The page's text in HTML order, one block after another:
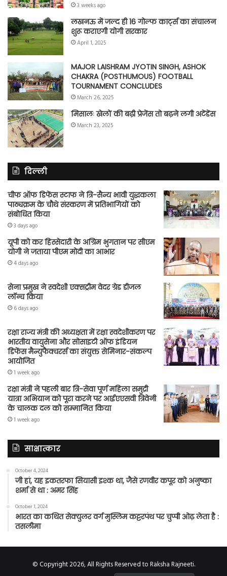
3 weeks ago
लखनऊ में जल्द ही 16 गोल्फ कार्ट्स का संचालन
शुरू कराएगी योगी सरकार
April 1, 2025
MAJOR LAISHRAM JYOTIN SINGH, ASHOK
CHAKRA (POSTHUMOUS) FOOTBALL
TOURNAMENT CONCLUDES
March 26, 2025
मिसालः खेलों की बढ़ी प्रेजेंस तो बढ़ने लगी अटेंडेंस
March 23, 2025
दिल्ली
चीफ ऑफ डिफेंस स्टाफ ने त्रि-सैन्य भावी युद्धकला
पाठ्यक्रम के चौथे संस्करण में प्रतिभागियों को
संबोधित किया
3 days ago
यूपी को कर हिस्सेदारी के अग्रिम भुगतान पर सीएम
योगी ने जताया पीएम मोदी का आभार
4 days ago
सेना प्रमुख ने स्वदेशी एक्सट्रीम वेदर ग्रेड डीजल
लॉन्च किया
6 days ago
रक्षा राज्य मंत्री की अध्यक्षता में रक्षा स्वदेशीकरण पर
भारतीय वायुसेना और सोसाइटी ऑफ इंडियन
डिफेंस मैन्युफैक्चरर्स का संयुक्त सेमिनार-संकल्प
आयोजित
1 week ago
रक्षा मंत्री ने पहली बार त्रि-सेवा पूर्ण महिला समुद्री
यात्रा अभियान को पूरा करने पर आईएएसवी त्रिवेनी
के चालक दल को सम्मानित किया
1 week ago
साक्षात्कार
October 4, 2024
जी हां, यह इकतरफा सियासी इश्क था, जैसे रणवीर कपूर को अनुष्का
शर्मा से था : अमर सिंह
October 1, 2024
भारत का कथित सेक्युलर वर्ग मुस्लिम कट्टरपंथ पर चुप्पी ओढ़ लेता है :
तसलीमा
© Copyright 2026, All Rights Reserved to Raksha Rajneeti.